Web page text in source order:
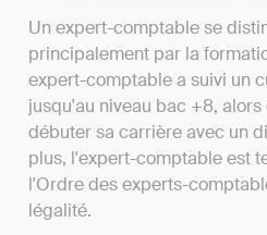
Un expert-comptable se
principalement par la
expert-comptable a suivi un
jusqu'au niveau bac +8,
débuter sa carrière avec un
plus, l'expert-comptable est
l'Ordre des experts-
légalité.